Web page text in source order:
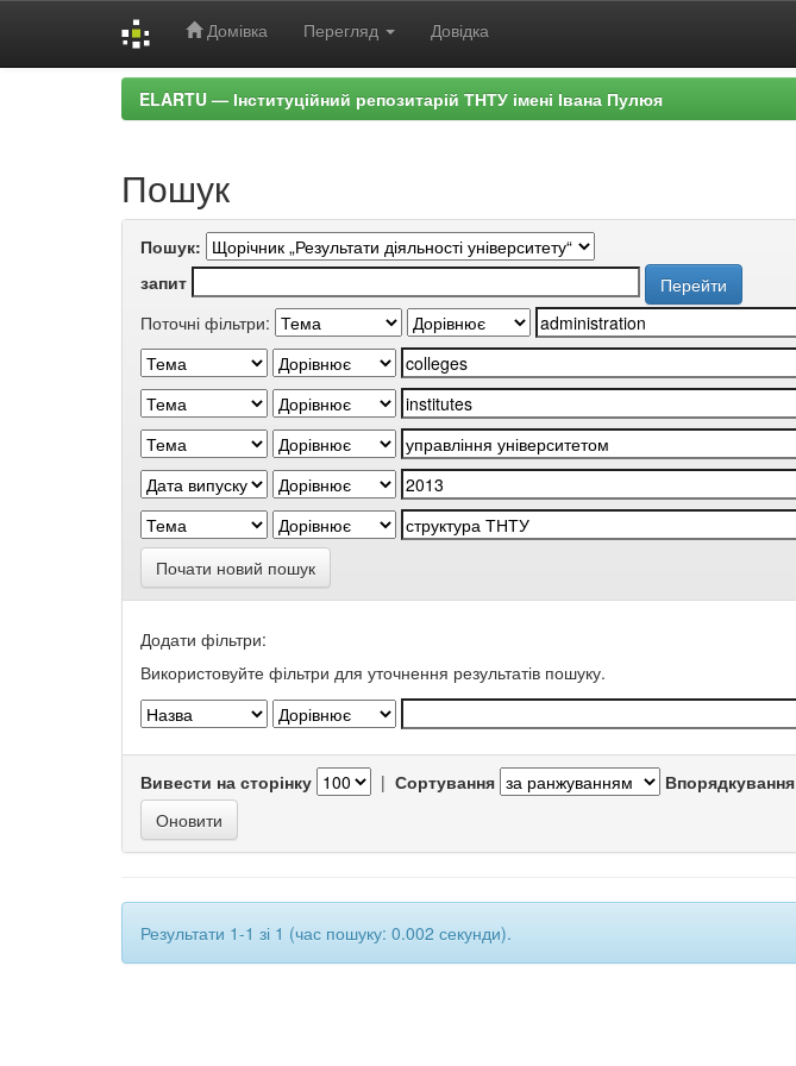
Домівка Перегляд Довідка
ELARTU — Інституційний репозитарій ТНТУ імені Івана Пулюя
Пошук
Пошук:
запит
Поточні фільтри:
Почати новий пошук
Додати фільтри:
Використовуйте фільтри для уточнення результатів пошуку.
Вивести на сторінку | Сортування Впорядкування
Результати 1-1 зі 1 (час пошуку: 0.002 секунди).